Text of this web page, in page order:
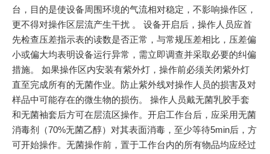
台，目的是使设备周围环境的气流相对稳定，不影响操作区，
更不得对操作区层流产生干扰 。 设备开启后，操作人员应首
先检查压差指示表的读数是否正常，与常规压差相比，压差偏
小或偏大均表明设备运行异常，需立即调查并采取必要的纠偏
措施。 如果操作区内安装有紫外灯，操作前必须关闭紫外灯
直至完成所有的无菌作业。防止紫外线对操作人员的损害及对
样品中可能存在的微生物的损伤。 操作人员戴无菌乳胶手套
和无菌袖套后方可在层流区操作。开启工作台后，应采用无菌
消毒剂（70%无菌乙醇）对其表面消毒，至少等待5min后，方
可开始操作。无菌操作前，置于工作台内的所有物品均应经过